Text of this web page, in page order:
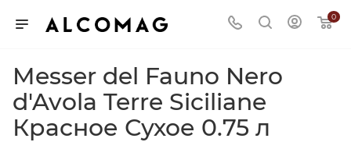
0
Messer del Fauno Nero
d'Avola Terre Siciliane
Красное Сухое 0.75 л